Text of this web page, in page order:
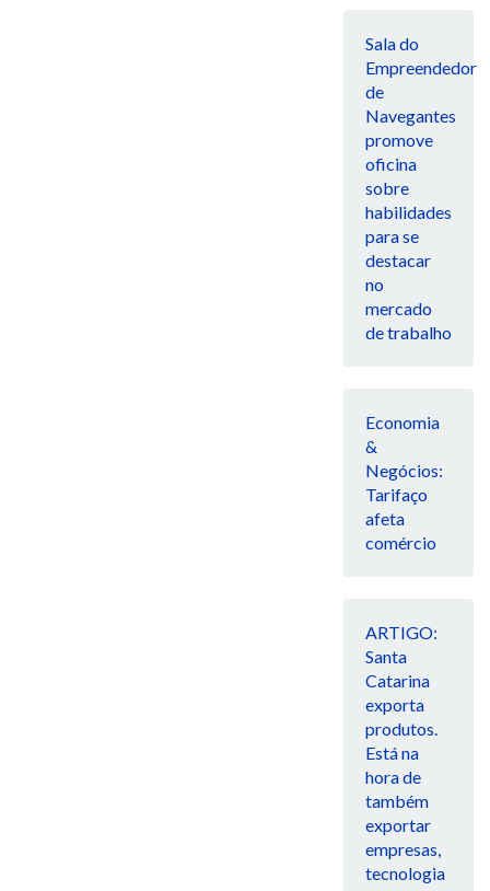
Sala do
Empreendedor
de
Navegantes
promove
oficina
sobre
habilidades
para se
destacar
no
mercado
de trabalho
Economia
&
Negócios:
Tarifaço
afeta
comércio
ARTIGO:
Santa
Catarina
exporta
produtos.
Está na
hora de
também
exportar
empresas,
tecnologia